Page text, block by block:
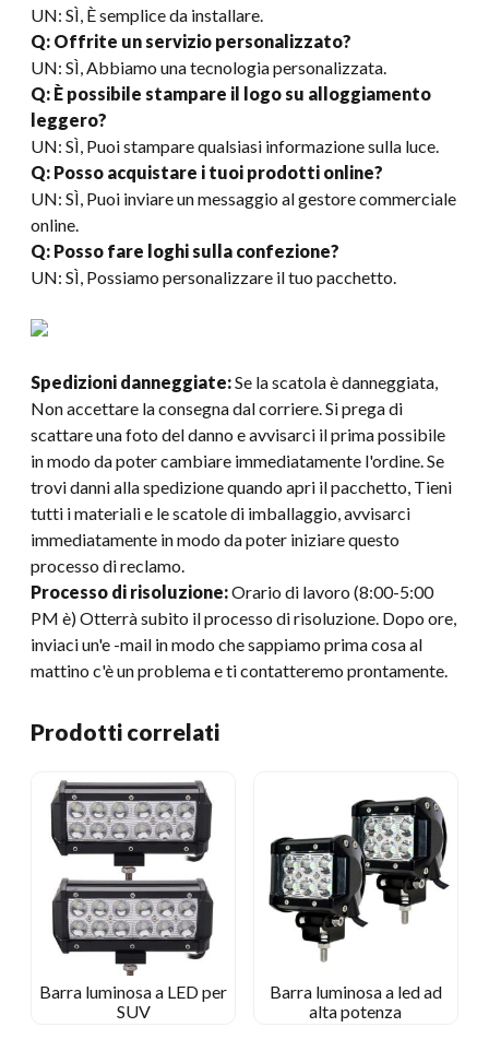
UN: SÌ, È semplice da installare.
Q: Offrite un servizio personalizzato?
UN: SÌ, Abbiamo una tecnologia personalizzata.
Q: È possibile stampare il logo su alloggiamento
leggero?
UN: SÌ, Puoi stampare qualsiasi informazione sulla luce.
Q: Posso acquistare i tuoi prodotti online?
UN: SÌ, Puoi inviare un messaggio al gestore commerciale
online.
Q: Posso fare loghi sulla confezione?
UN: SÌ, Possiamo personalizzare il tuo pacchetto.
Spedizioni danneggiate:Se la scatola è danneggiata,
Non accettare la consegna dal corriere. Si prega di
scattare una foto del danno e avvisarci il prima possibile
in modo da poter cambiare immediatamente l'ordine. Se
trovi danni alla spedizione quando apri il pacchetto, Tieni
tutti i materiali e le scatole di imballaggio, avvisarci
immediatamente in modo da poter iniziare questo
processo di reclamo.
Processo di risoluzione:Orario di lavoro (8:00-5:00
PM è) Otterrà subito il processo di risoluzione. Dopo ore,
inviaci un'e -mail in modo che sappiamo prima cosa al
mattino c'è un problema e ti contatteremo prontamente.
Prodotti correlati
Barra luminosa a LED per
SUV
Barra luminosa a led ad
alta potenza